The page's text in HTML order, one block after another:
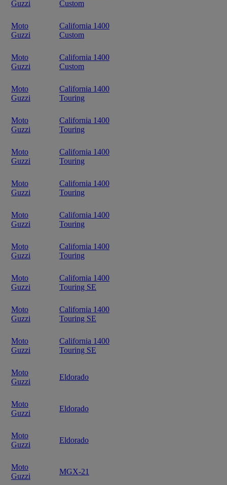
Guzzi
Custom
Moto
Guzzi
California 1400
Custom
Moto
Guzzi
California 1400
Custom
Moto
Guzzi
California 1400
Touring
Moto
Guzzi
California 1400
Touring
Moto
Guzzi
California 1400
Touring
Moto
Guzzi
California 1400
Touring
Moto
Guzzi
California 1400
Touring
Moto
Guzzi
California 1400
Touring
Moto
Guzzi
California 1400
Touring SE
Moto
Guzzi
California 1400
Touring SE
Moto
Guzzi
California 1400
Touring SE
Moto
Guzzi
Eldorado
Moto
Guzzi
Eldorado
Moto
Guzzi
Eldorado
Moto
Guzzi
MGX-21